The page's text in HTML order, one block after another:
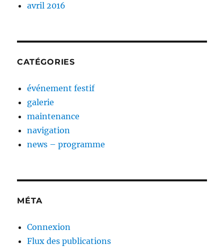
avril 2016
CATÉGORIES
événement festif
galerie
maintenance
navigation
news – programme
MÉTA
Connexion
Flux des publications